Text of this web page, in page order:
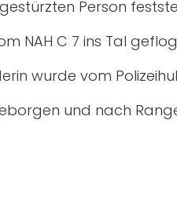
Person
NAH C 7 ins Tal
wurde vom
und nach